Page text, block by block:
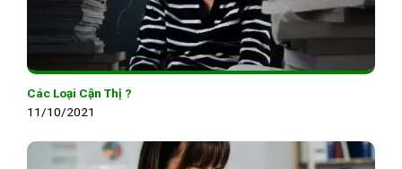
Các Loại Cận Thị ?
11/10/2021